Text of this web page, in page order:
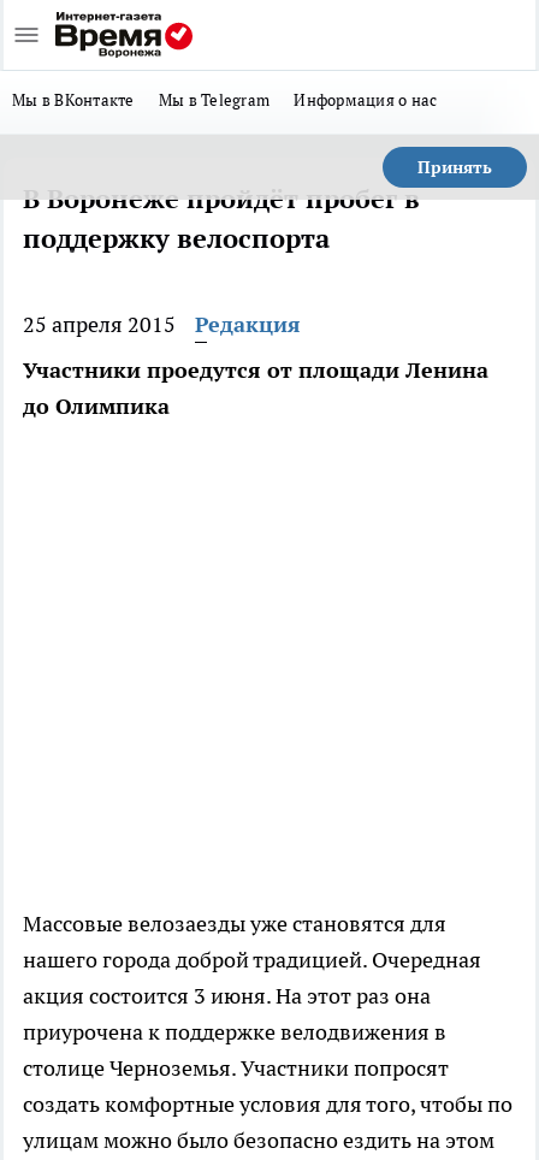
Мы в ВКонтакте Мы в Telegram Информация о нас
Принять
В Воронеже пройдёт пробег в
поддержку велоспорта
25 апреля 2015
Редакция
Участники проедутся от площади Ленина
до Олимпика
Массовые велозаезды уже становятся для
нашего города доброй традицией. Очередная
акция состоится 3 июня. На этот раз она
приурочена к поддержке велодвижения в
столице Черноземья. Участники попросят
создать комфортные условия для того, чтобы по
улицам можно было безопасно ездить на этом